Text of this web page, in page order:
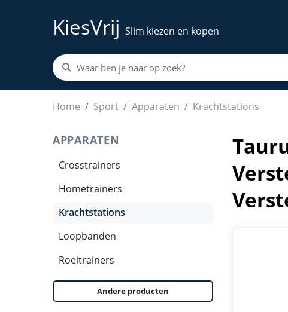
KiesVrij Slim kiezen en kopen
Home Sport Apparaten Krachtstations
Taurus Sissy Squat Trainer - Beentrainer-
APPARATEN
Crosstrainers
Hometrainers
Krachtstations
Loopbanden
Roeitrainers
Andere producten